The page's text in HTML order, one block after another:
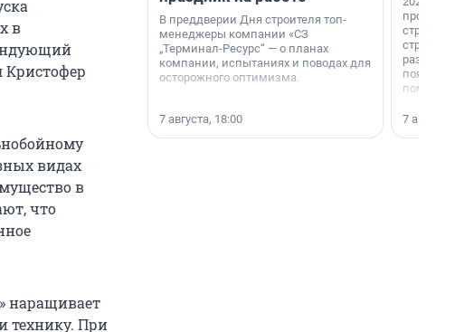
в
видах
в
что
наращивает
технику. При
В преддверии Дня строителя топ-
менеджеры компании «СЗ
„Терминал-Ресурс“ — о планах
компании, испытаниях и поводах для
осторожного оптимизма.
7 августа, 18:00
раз. В
7